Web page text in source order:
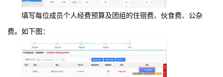
填写每位成员个人经费预算及团组的住宿费、伙食费、公杂
费。如下图：